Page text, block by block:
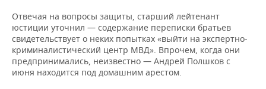
Отвечая на вопросы защиты, старший лейтенант
юстиции уточнил — содержание переписки братьев
свидетельствует о неких попытках «выйти на экспертно-
криминалистический центр МВД». Впрочем, когда они
предпринимались, неизвестно — Андрей Полшков с
июня находится под домашним арестом.